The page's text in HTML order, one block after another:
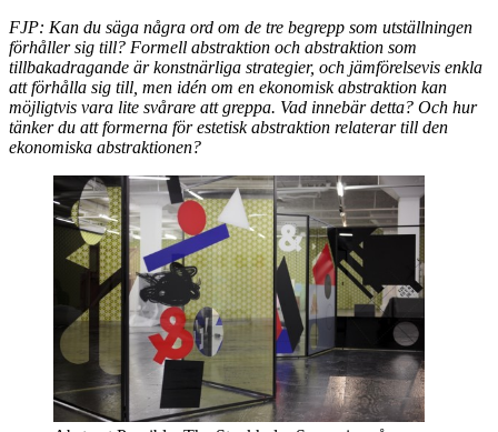
FJP: Kan du säga några ord om de tre begrepp som utställningen
förhåller sig till? Formell abstraktion och abstraktion som
tillbakadragande är konstnärliga strategier, och jämförelsevis enkla
att förhålla sig till, men idén om en ekonomisk abstraktion kan
möjligtvis vara lite svårare att greppa. Vad innebär detta? Och hur
tänker du att formerna för estetisk abstraktion relaterar till den
ekonomiska abstraktionen?